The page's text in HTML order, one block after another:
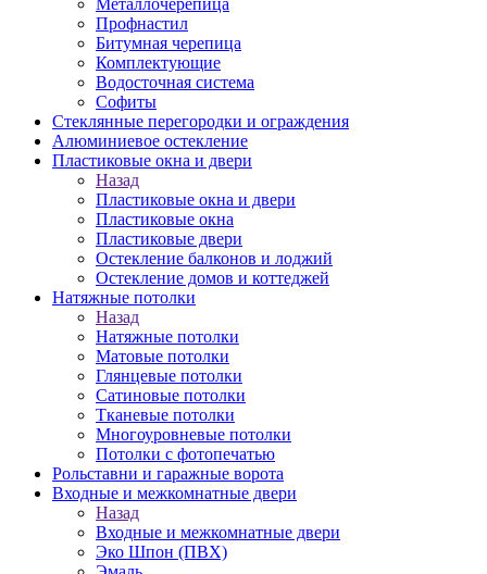
Металлочерепица
Профнастил
Битумная черепица
Комплектующие
Водосточная система
Софиты
Стеклянные перегородки и ограждения
Алюминиевое остекление
Пластиковые окна и двери
Назад
Пластиковые окна и двери
Пластиковые окна
Пластиковые двери
Остекление балконов и лоджий
Остекление домов и коттеджей
Натяжные потолки
Назад
Натяжные потолки
Матовые потолки
Глянцевые потолки
Сатиновые потолки
Тканевые потолки
Многоуровневые потолки
Потолки с фотопечатью
Рольставни и гаражные ворота
Входные и межкомнатные двери
Назад
Входные и межкомнатные двери
Эко Шпон (ПВХ)